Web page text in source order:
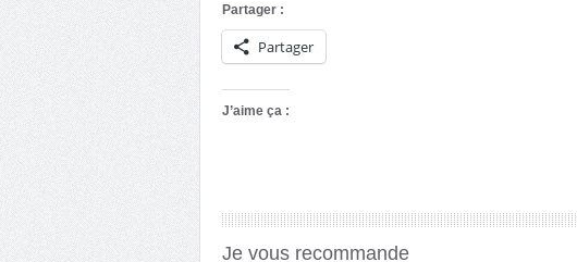
Partager :
Partager
J’aime ça :
Je vous recommande